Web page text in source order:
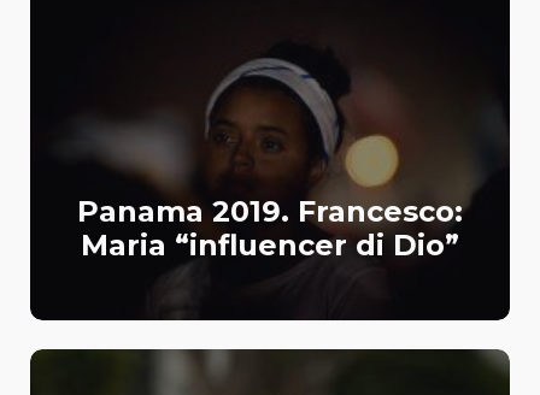
Panama 2019. Francesco:
Maria “influencer di Dio”